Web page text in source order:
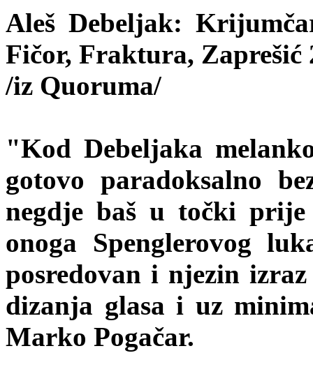
Aleš Debeljak:
Fičor, Fraktura, Zaprešić
/iz Quoruma/
"Kod Debeljaka
gotovo paradoksalno
negdje baš u točki
onoga Spenglerovog
posredovan i njezin
dizanja glasa i uz
Marko Pogačar.